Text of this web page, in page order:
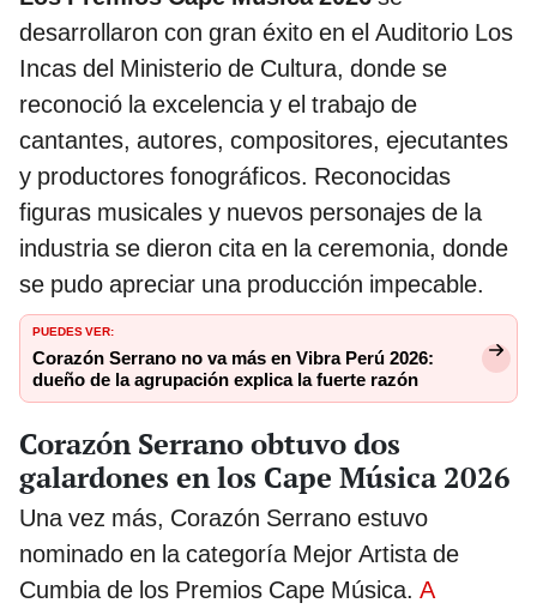
desarrollaron con gran éxito en el Auditorio Los
Incas del Ministerio de Cultura, donde se
reconoció la excelencia y el trabajo de
cantantes, autores, compositores, ejecutantes
y productores fonográficos. Reconocidas
figuras musicales y nuevos personajes de la
industria se dieron cita en la ceremonia, donde
se pudo apreciar una producción impecable.
PUEDES VER:
Corazón Serrano no va más en Vibra Perú 2026:
dueño de la agrupación explica la fuerte razón
Corazón Serrano obtuvo dos
galardones en los Cape Música 2026
Una vez más, Corazón Serrano estuvo
nominado en la categoría Mejor Artista de
Cumbia de los Premios Cape Música. A